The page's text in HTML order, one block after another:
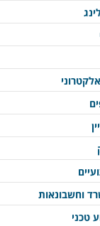
וחשבונאות
טכני